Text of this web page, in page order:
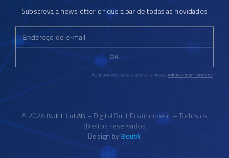
Subscreva a newsletter e fique a par de todas as novidades
OK
Ao subscrever, está a aceitar a nossapolítica de privacidade.
© 2026BUILT CoLAB – Digital Built Environment – Todos os
direitos reservados
Design by Boutik